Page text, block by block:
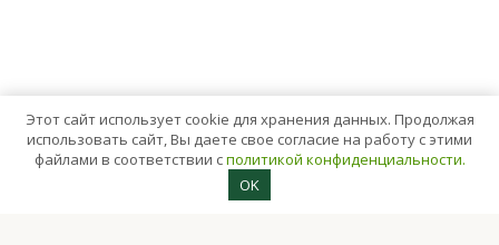
Этот сайт использует cookie для хранения данных. Продолжая
использовать сайт, Вы даете свое согласие на работу с этими
файлами в соответствии сполитикой конфиденциальности.
OK